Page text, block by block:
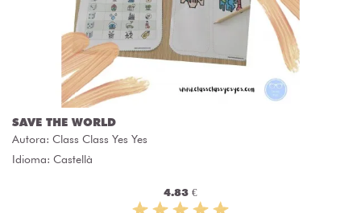
SAVE THE WORLD
Autora: Class Class Yes Yes
Idioma: Castellà
4.83 €